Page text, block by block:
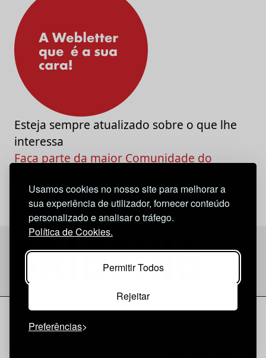
Usamos cookies no nosso site para melhorar a
sua experiência de utilizador, fornecer conteúdo
personalizado e analisar o tráfego.
Política de Cookies.
Permitir Todos
Rejeitar
Preferências
Esteja sempre atualizado sobre o que lhe
interessa
Faça parte da maior Comunidade do
Política de Cookies